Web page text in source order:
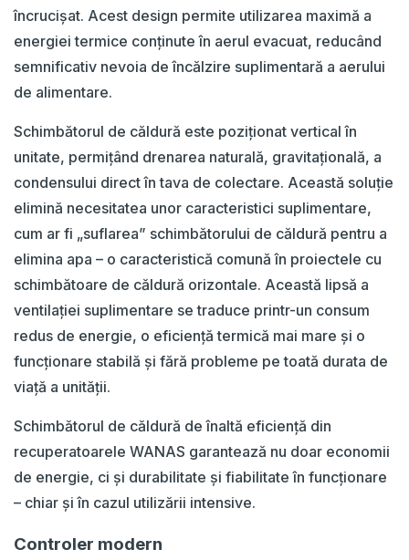
încrucișat. Acest design permite utilizarea maximă a
energiei termice conținute în aerul evacuat, reducând
semnificativ nevoia de încălzire suplimentară a aerului
de alimentare.
Schimbătorul de căldură este poziționat vertical în
unitate, permițând drenarea naturală, gravitațională, a
condensului direct în tava de colectare. Această soluție
elimină necesitatea unor caracteristici suplimentare,
cum ar fi „suflarea” schimbătorului de căldură pentru a
elimina apa – o caracteristică comună în proiectele cu
schimbătoare de căldură orizontale. Această lipsă a
ventilației suplimentare se traduce printr-un consum
redus de energie, o eficiență termică mai mare și o
funcționare stabilă și fără probleme pe toată durata de
viață a unității.
Schimbătorul de căldură de înaltă eficiență din
recuperatoarele WANAS garantează nu doar economii
de energie, ci și durabilitate și fiabilitate în funcționare
– chiar și în cazul utilizării intensive.
Controler modern